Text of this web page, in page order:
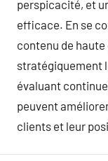
perspicacité, et
efficace. En se
contenu de
stratégiquement
évaluant
peuvent
clients et leur